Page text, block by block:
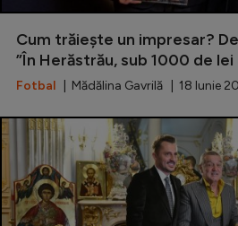
Cum trăiește un impresar?
”În Herăstrău, sub 1000 de lei
Fotbal | Mădălina Gavrilă | 18 Iunie